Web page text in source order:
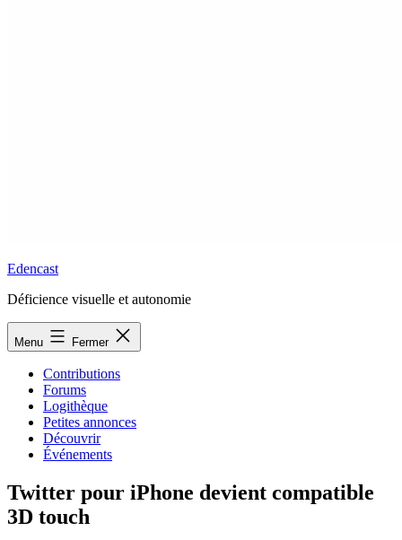
Edencast
Déficience visuelle et autonomie
Menu Fermer
Contributions
Forums
Logithèque
Petites annonces
Découvrir
Événements
Twitter pour iPhone devient compatible
3D touch